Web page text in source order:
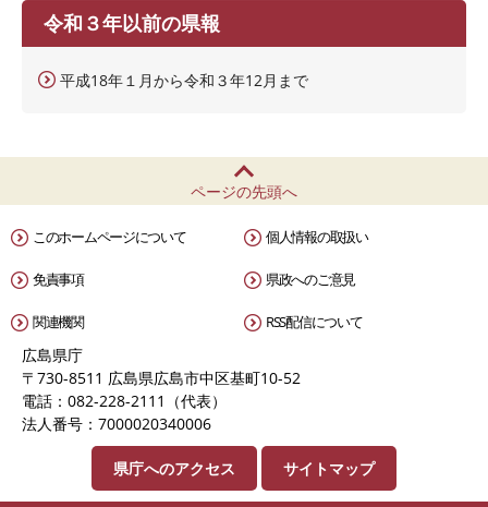
令和３年以前の県報
平成18年１月から令和３年12月まで
ページの先頭へ
このホームページについて 個人情報の取扱い
免責事項 県政へのご意見
関連機関 RSS配信について
広島県庁
〒730-8511 広島県広島市中区基町10-52
電話：082-228-2111（代表）
法人番号：7000020340006
県庁へのアクセス サイトマップ